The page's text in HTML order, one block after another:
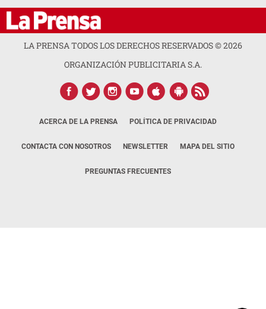
LA PRENSA TODOS LOS DERECHOS RESERVADOS ©2026
ORGANIZACIÓN PUBLICITARIA S.A.
ACERCA DE LA PRENSA POLÍTICA DE PRIVACIDAD
CONTACTA CON NOSOTROS NEWSLETTER MAPA DEL SITIO
PREGUNTAS FRECUENTES